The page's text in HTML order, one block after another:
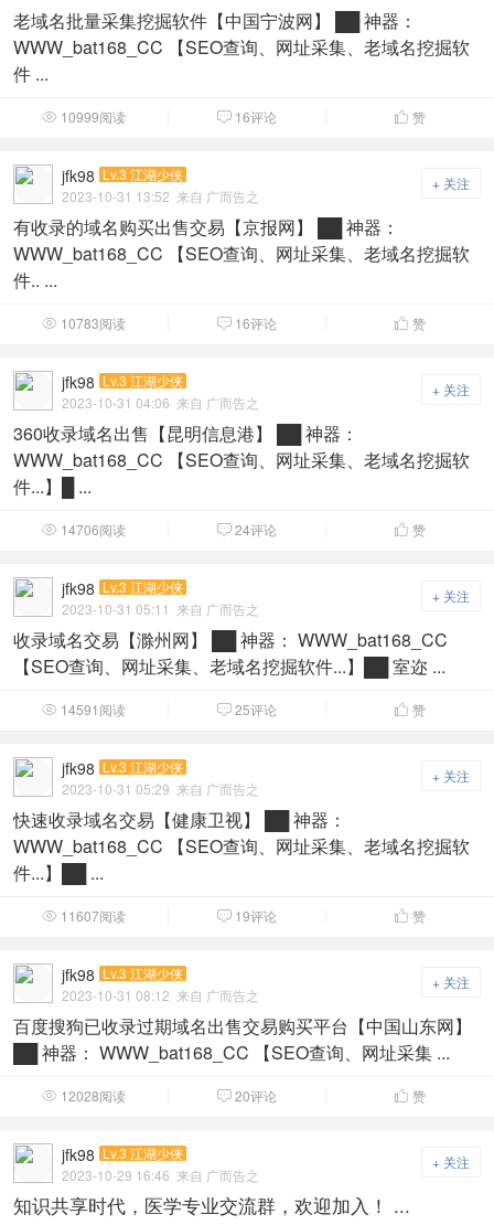
老域名批量采集挖掘软件【中国宁波网】 ██ 神器：
WWW_bat168_CC 【SEO查询、网址采集、老域名挖掘软
件 ...
 10999阅读  16评论  赞
+ 关注
jfk98 Lv.3 江湖少侠
2023-10-31 13:52 来自 广而告之
有收录的域名购买出售交易【京报网】 ██ 神器：
WWW_bat168_CC 【SEO查询、网址采集、老域名挖掘软
件.. ...
 10783阅读  16评论  赞
+ 关注
jfk98 Lv.3 江湖少侠
2023-10-31 04:06 来自 广而告之
360收录域名出售【昆明信息港】 ██ 神器：
WWW_bat168_CC 【SEO查询、网址采集、老域名挖掘软
件...】█ ...
 14706阅读  24评论  赞
+ 关注
jfk98 Lv.3 江湖少侠
2023-10-31 05:11 来自 广而告之
收录域名交易【滁州网】 ██ 神器： WWW_bat168_CC
【SEO查询、网址采集、老域名挖掘软件...】██ 室迩 ...
 14591阅读  25评论  赞
+ 关注
jfk98 Lv.3 江湖少侠
2023-10-31 05:29 来自 广而告之
快速收录域名交易【健康卫视】 ██ 神器：
WWW_bat168_CC 【SEO查询、网址采集、老域名挖掘软
件...】██ ...
 11607阅读  19评论  赞
+ 关注
jfk98 Lv.3 江湖少侠
2023-10-31 08:12 来自 广而告之
百度搜狗已收录过期域名出售交易购买平台【中国山东网】
██ 神器： WWW_bat168_CC 【SEO查询、网址采集 ...
 12028阅读  20评论  赞
+ 关注
jfk98 Lv.3 江湖少侠
2023-10-29 16:46 来自 广而告之
知识共享时代，医学专业交流群，欢迎加入！ ...